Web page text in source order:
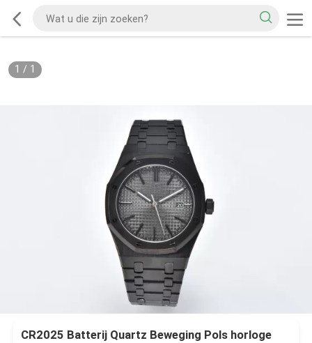
1 / 1
CR2025 Batterij Quartz Beweging Pols horloge